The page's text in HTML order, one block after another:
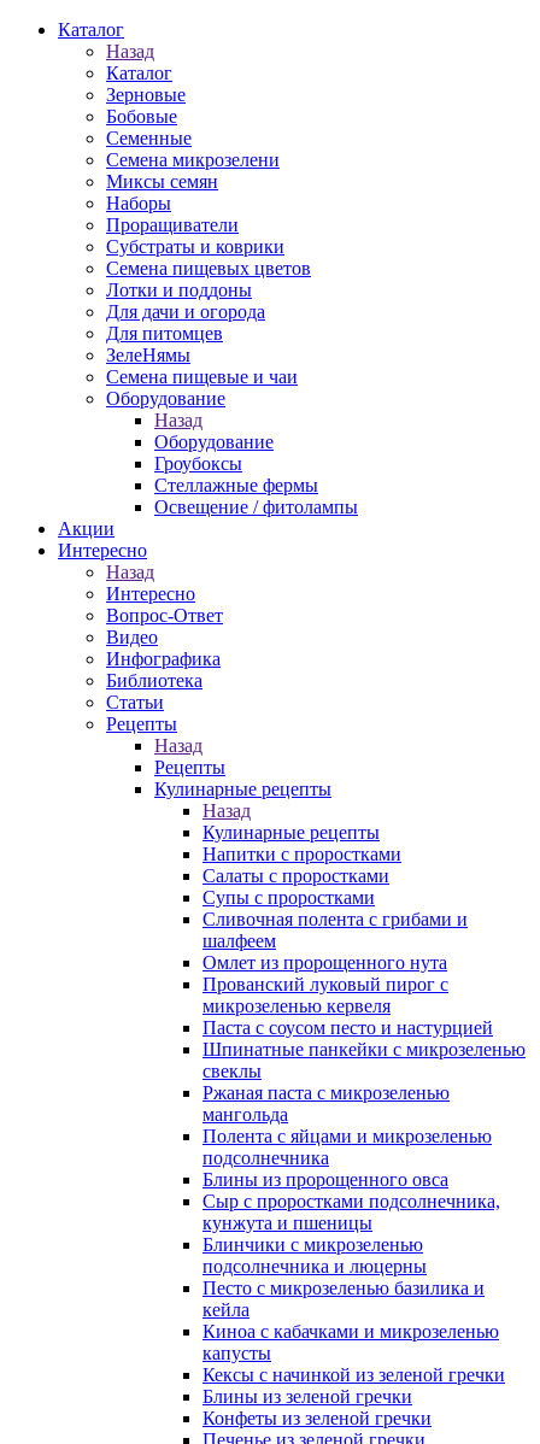
Каталог
Назад
Каталог
Зерновые
Бобовые
Семенные
Семена микрозелени
Миксы семян
Наборы
Проращиватели
Субстраты и коврики
Семена пищевых цветов
Лотки и поддоны
Для дачи и огорода
Для питомцев
ЗелеНямы
Семена пищевые и чаи
Оборудование
Назад
Оборудование
Гроубоксы
Стеллажные фермы
Освещение / фитолампы
Акции
Интересно
Назад
Интересно
Вопрос-Ответ
Видео
Инфографика
Библиотека
Статьи
Рецепты
Назад
Рецепты
Кулинарные рецепты
Назад
Кулинарные рецепты
Напитки с проростками
Салаты с проростками
Супы с проростками
Сливочная полента с грибами и
шалфеем
Омлет из пророщенного нута
Прованский луковый пирог с
микрозеленью кервеля
Паста с соусом песто и настурцией
Шпинатные панкейки с микрозеленью
свеклы
Ржаная паста с микрозеленью
мангольда
Полента с яйцами и микрозеленью
подсолнечника
Блины из пророщенного овса
Cыр с проростками подсолнечника,
кунжута и пшеницы
Блинчики с микрозеленью
подсолнечника и люцерны
Песто с микрозеленью базилика и
кейла
Киноа с кабачками и микрозеленью
капусты
Кексы с начинкой из зеленой гречки
Блины из зеленой гречки
Конфеты из зеленой гречки
Печенье из зеленой гречки